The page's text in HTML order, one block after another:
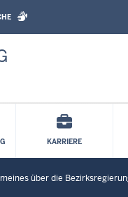
KARRIERE
über die